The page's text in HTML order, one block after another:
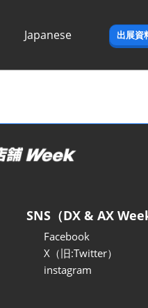
Japanese
出展資
SNS（DX & AX Week
Facebook
X（旧:Twitter）
instagram